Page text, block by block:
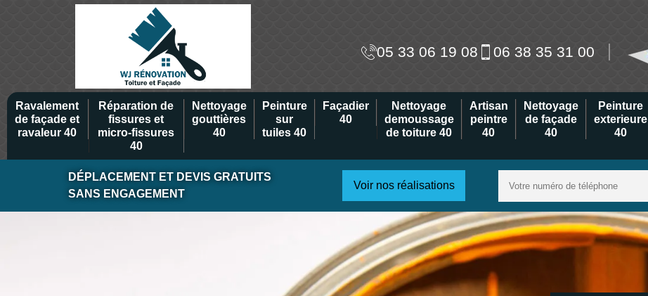
05 33 06 19 08 06 38 35 31 00
Ravalement
de façade et
ravaleur 40
Réparation de
fissures et
micro-fissures
40
Nettoyage
gouttières
40
Peinture
sur
tuiles 40
Façadier
40
Nettoyage
demoussage
de toiture 40
Artisan
peintre
40
Nettoyage
de façade
40
Peinture
exterieure
40
DÉPLACEMENT ET DEVIS GRATUITS
SANS ENGAGEMENT
Voir nos réalisations